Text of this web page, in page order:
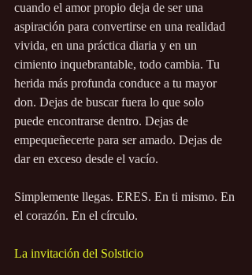
cuando el amor propio deja de ser una
aspiración para convertirse en una realidad
vivida, en una práctica diaria y en un
cimiento inquebrantable, todo cambia. Tu
herida más profunda conduce a tu mayor
don. Dejas de buscar fuera lo que solo
puede encontrarse dentro. Dejas de
empequeñecerte para ser amado. Dejas de
dar en exceso desde el vacío.
Simplemente llegas. ERES. En ti mismo. En
el corazón. En el círculo.
La invitación del Solsticio